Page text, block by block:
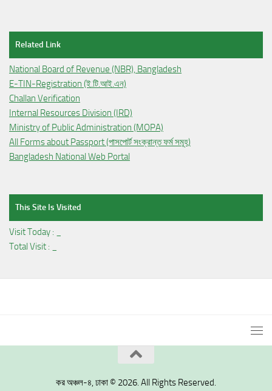
Related Link
National Board of Revenue (NBR), Bangladesh
E-TIN-Registration (ই.টি.আই.এন)
Challan Verification
Internal Resources Division (IRD)
Ministry of Public Administration (MOPA)
All Forms about Passport (পাসপোর্ট সংক্রান্ত ফর্ম সমূহ)
Bangladesh National Web Portal
This Site Is Visited
Visit Today :
Total Visit :
কর অঞ্চল-৪, ঢাকা © 2026. All Rights Reserved.